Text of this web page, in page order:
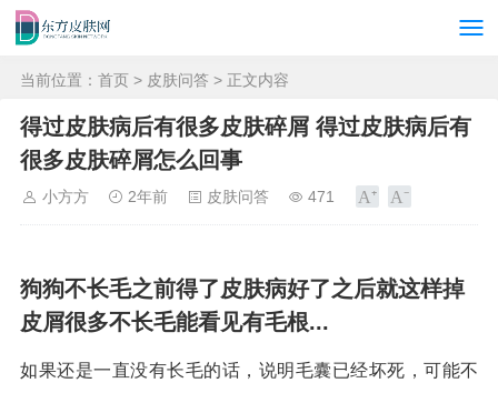
当前位置： 首页 > 皮肤问答 > 正文内容
得过皮肤病后有很多皮肤碎屑 得过皮肤病后有
很多皮肤碎屑怎么回事
小方方 2年前 皮肤问答 471
狗狗不长毛之前得了皮肤病好了之后就这样掉
皮屑很多不长毛能看见有毛根...
如果还是一直没有长毛的话，说明毛囊已经坏死，可能不